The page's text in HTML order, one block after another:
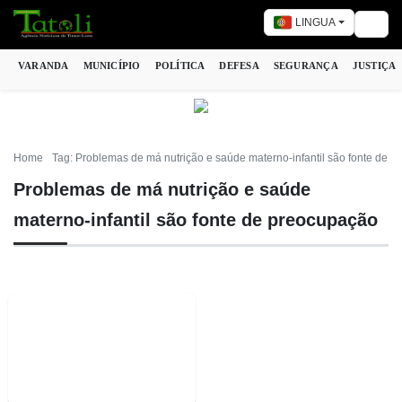
LINGUA
VARANDA MUNICÍPIO POLÍTICA DEFESA SEGURANÇA JUSTIÇA
Home Tag: Problemas de má nutrição e saúde materno-infantil são fonte de
Problemas de má nutrição e saúde
materno-infantil são fonte de preocupação